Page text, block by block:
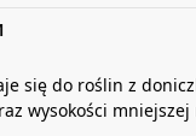
się do roślin z
wysokości mniejszej